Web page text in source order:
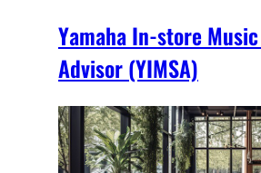
Yamaha In-store
Advisor (YIMSA)